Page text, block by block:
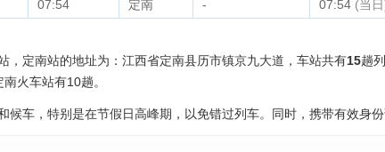
07:54 定南 - 07:54 (当
，定南站的地址为：江西省定南县历市镇京九大道，车站共有15趟
火车站有10趟。
候车，特别是在节假日高峰期，以免错过列车。同时，携带有效身份